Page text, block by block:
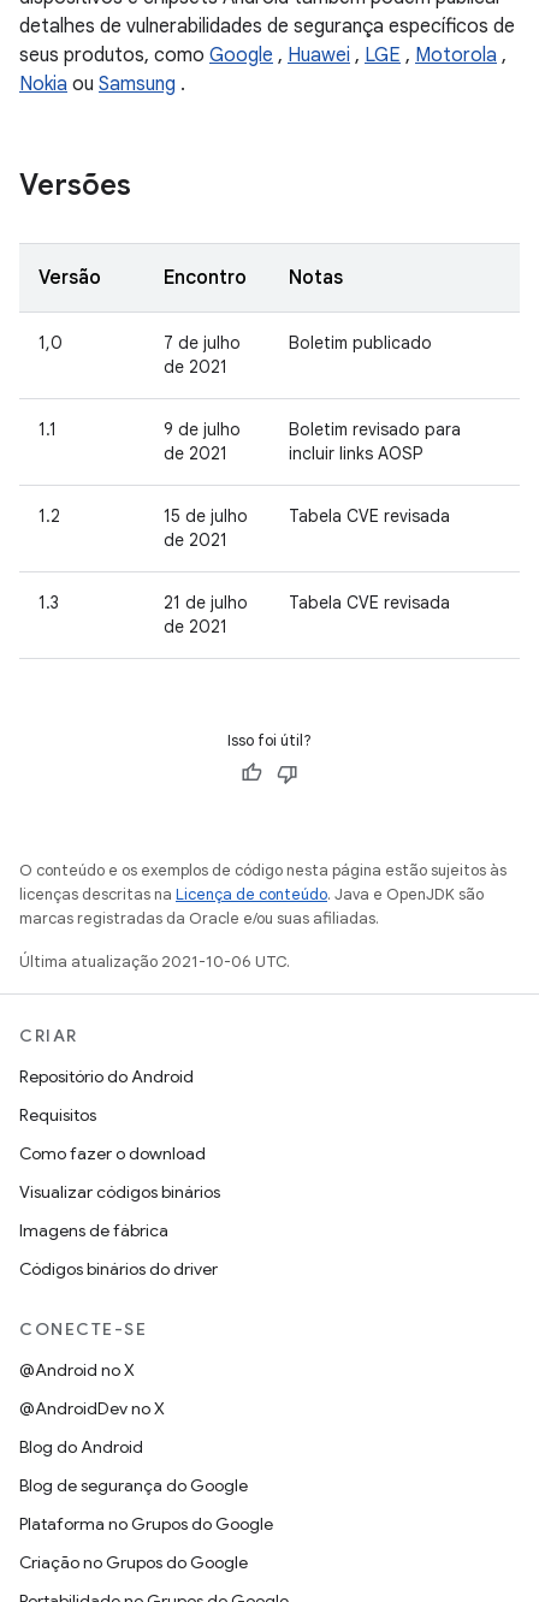
detalhes de vulnerabilidades de segurança específicos de
seus produtos, como Google , Huawei , LGE , Motorola ,
Nokia ou Samsung .
Versões
Versão Encontro Notas
1,0
7 de julho
de 2021
Boletim publicado
1.1
9 de julho
de 2021
Boletim revisado para
incluir links AOSP
1.2
15 de julho
de 2021
Tabela CVE revisada
1.3
21 de julho
de 2021
Tabela CVE revisada
Isso foi útil?
O conteúdo e os exemplos de código nesta página estão sujeitos às
licenças descritas na Licença de conteúdo. Java e OpenJDK são
marcas registradas da Oracle e/ou suas afiliadas.
Última atualização 2021-10-06 UTC.
CRIAR
Repositório do Android
Requisitos
Como fazer o download
Visualizar códigos binários
Imagens de fábrica
Códigos binários do driver
CONECTE-SE
@Android no X
@AndroidDev no X
Blog do Android
Blog de segurança do Google
Plataforma no Grupos do Google
Criação no Grupos do Google